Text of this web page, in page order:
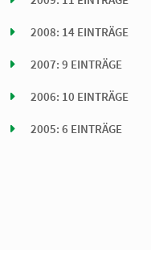
2008: 14 EINTRÄGE
2007: 9 EINTRÄGE
2006: 10 EINTRÄGE
2005: 6 EINTRÄGE